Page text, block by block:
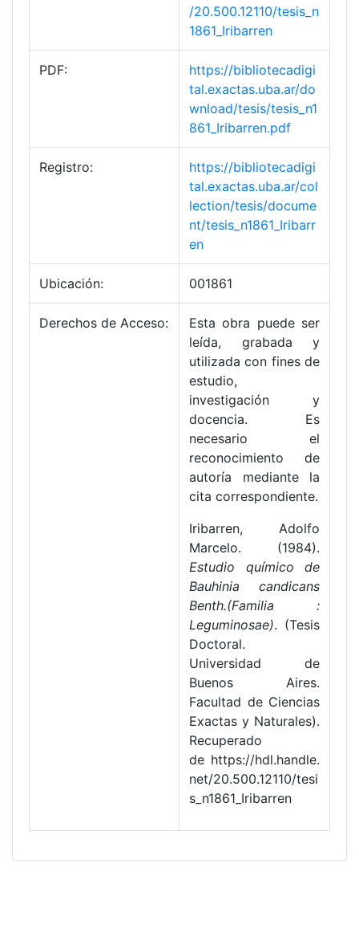
/20.500.12110/tesis_n
1861_Iribarren
PDF:
https://bibliotecadigi
tal.exactas.uba.ar/do
wnload/tesis/tesis_n1
861_Iribarren.pdf
Registro:
https://bibliotecadigi
tal.exactas.uba.ar/col
lection/tesis/docume
nt/tesis_n1861_Iribarr
en
Ubicación: 001861
Derechos de Acceso:
Esta obra puede ser
leída, grabada y
utilizada con fines de
estudio,
investigación y
docencia. Es
necesario el
reconocimiento de
autoría mediante la
cita correspondiente.
Iribarren, Adolfo
Marcelo. (1984).
Estudio químico de
Bauhinia candicans
Benth.(Familia :
Leguminosae). (Tesis
Doctoral.
Universidad de
Buenos Aires.
Facultad de Ciencias
Exactas y Naturales).
Recuperado
de https://hdl.handle.
net/20.500.12110/tesi
s_n1861_Iribarren